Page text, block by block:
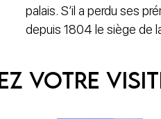
palais. S’il a perdu ses
depuis 1804 le siège de
votre